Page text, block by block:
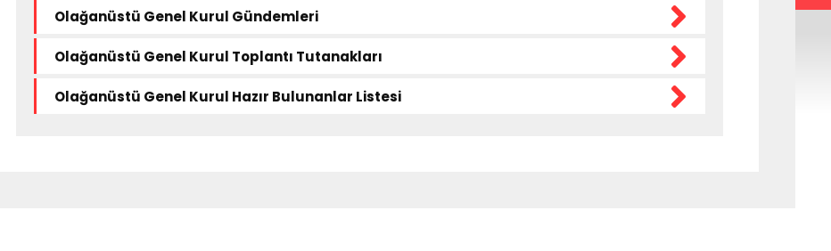
Olağanüstü Genel Kurul Gündemleri
Olağanüstü Genel Kurul Toplantı Tutanakları
Olağanüstü Genel Kurul Hazır Bulunanlar Listesi